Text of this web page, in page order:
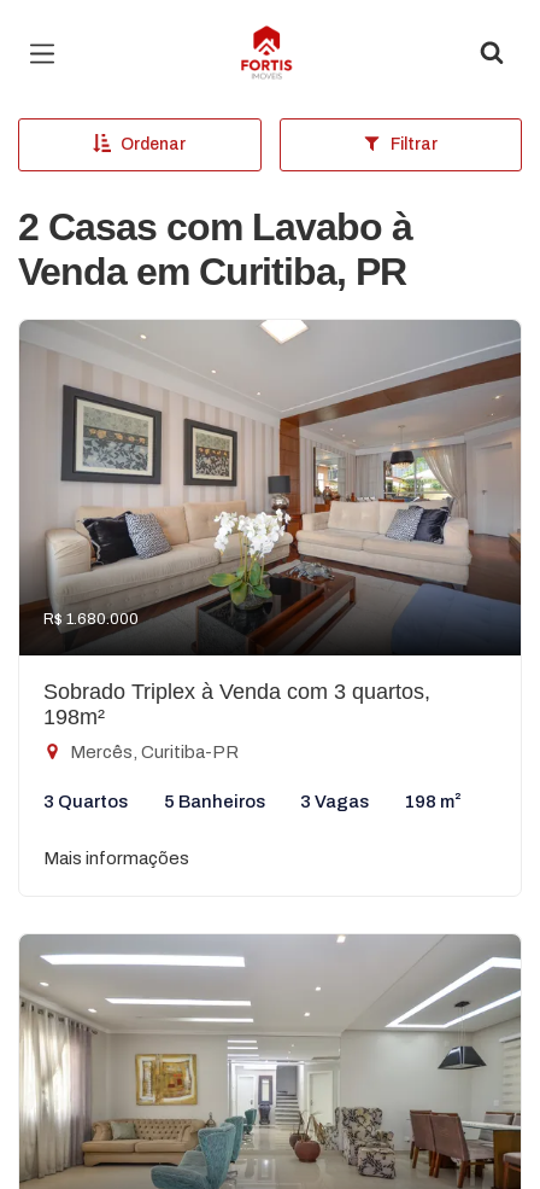
Página inicial
Ordenar Filtrar
2 Casas com Lavabo à
Venda em Curitiba, PR
R$ 1.680.000
Sobrado Triplex à Venda com 3 quartos,
198m²
Mercês, Curitiba-PR
3 Quartos 5 Banheiros 3 Vagas 198 m²
Mais informações